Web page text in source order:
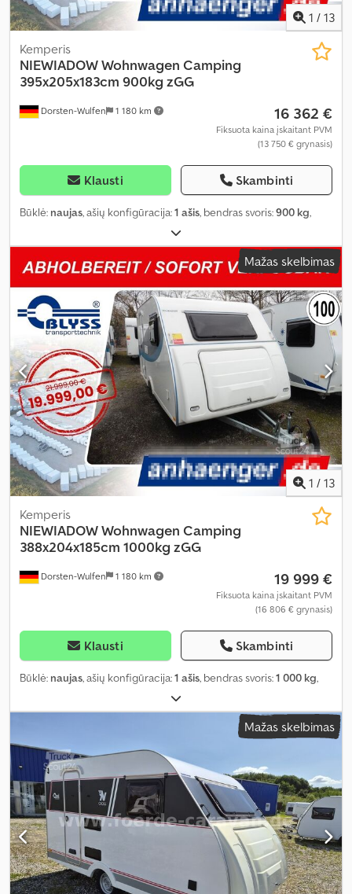
1 / 13
Dorsten-Wulfen 1 180 km
Kemperis
NIEWIADOWWohnwagen Camping
395x205x183cm 900kg zGG
16 362 €
Fiksuota kaina įskaitant PVM
(13 750 € grynasis)
Klausti Skambinti
Būklė: naujas, ašių konfigūracija:1 ašis, bendras svoris:900 kg,
Mažas skelbimas
1 / 13
Dorsten-Wulfen 1 180 km
Kemperis
NIEWIADOWWohnwagen Camping
388x204x185cm 1000kg zGG
19 999 €
Fiksuota kaina įskaitant PVM
(16 806 € grynasis)
Klausti Skambinti
Būklė: naujas, ašių konfigūracija:1 ašis, bendras svoris:1 000 kg,
Mažas skelbimas